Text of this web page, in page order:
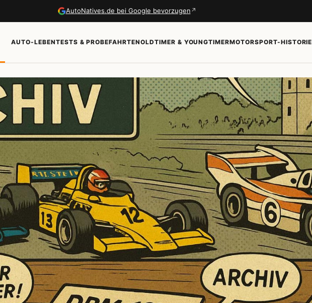
AutoNatives.de bei Google bevorzugen ↗
AUTO-LEBENTESTS & PROBEFAHRTENOLDTIMER & YOUNGTIMERMOTORSPORT-HISTORIE